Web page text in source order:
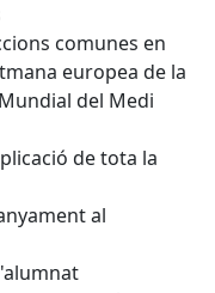
comunes en
europea de la
del Medi
de tota la
al